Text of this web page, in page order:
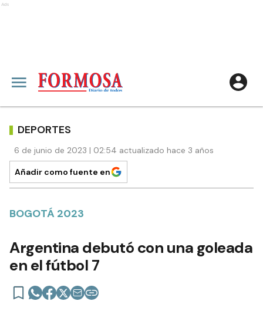
Ads
DEPORTES
6 de junio de 2023 | 02:54 actualizado hace 3 años
Añadir como fuente en
BOGOTÁ 2023
Argentina debutó con una goleada
en el fútbol 7